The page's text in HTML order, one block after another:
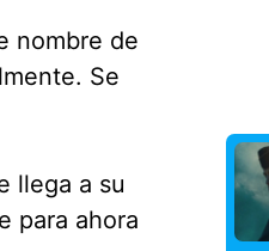
nombre de
Se
llega a su
para ahora